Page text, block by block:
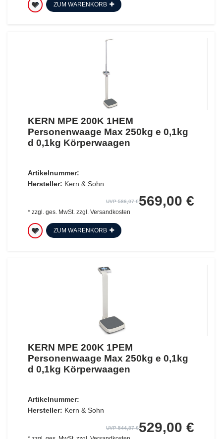
ZUM WARENKORB
KERN MPE 200K 1HEM
Personenwaage Max 250kg e 0,1kg
d 0,1kg Körperwaagen
Artikelnummer:
Hersteller: Kern & Sohn
UVP 586,07 €569,00 €
* zzgl. ges. MwSt.zzgl. Versandkosten
ZUM WARENKORB
KERN MPE 200K 1PEM
Personenwaage Max 250kg e 0,1kg
d 0,1kg Körperwaagen
Artikelnummer:
Hersteller: Kern & Sohn
UVP 544,87 €529,00 €